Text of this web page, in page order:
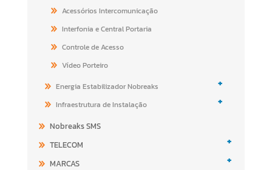
Acessórios Intercomunicação
Interfonia e Central Portaria
Controle de Acesso
Vídeo Porteiro
Energia Estabilizador Nobreaks
+
Infraestrutura de Instalação +
Nobreaks SMS
TELECOM
+
MARCAS +